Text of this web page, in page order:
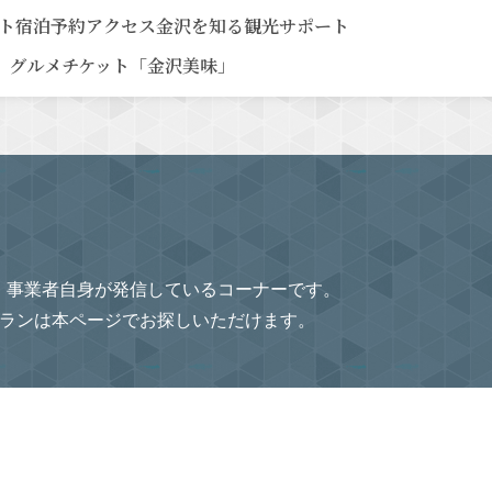
宿泊予約アクセス金沢を知る観光サポート
グルメチケット「金沢美味」
業者自身が発信しているコーナーです。
は本ページでお探しいただけます。